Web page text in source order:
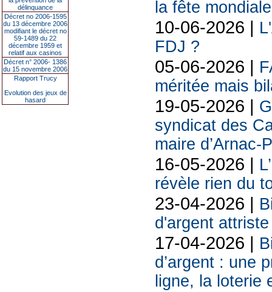
délinquance
Décret no 2006-1595
du 13 décembre 2006
modifiant le décret no
59-1489 du 22
décembre 1959 et
relatif aux casinos
Décret n° 2006- 1386
du 15 novembre 2006
Rapport Trucy
Evolution des jeux de
hasard
la fête
10-06-2026 |
FDJ ?
05-06-2026 |
méritée mais
19-05-2026 |
syndicat des
maire d’Arnac-
16-05-2026 |
révèle rien du
23-04-2026 |
d'argent
17-04-2026 |
d’argent : une
ligne, la loterie